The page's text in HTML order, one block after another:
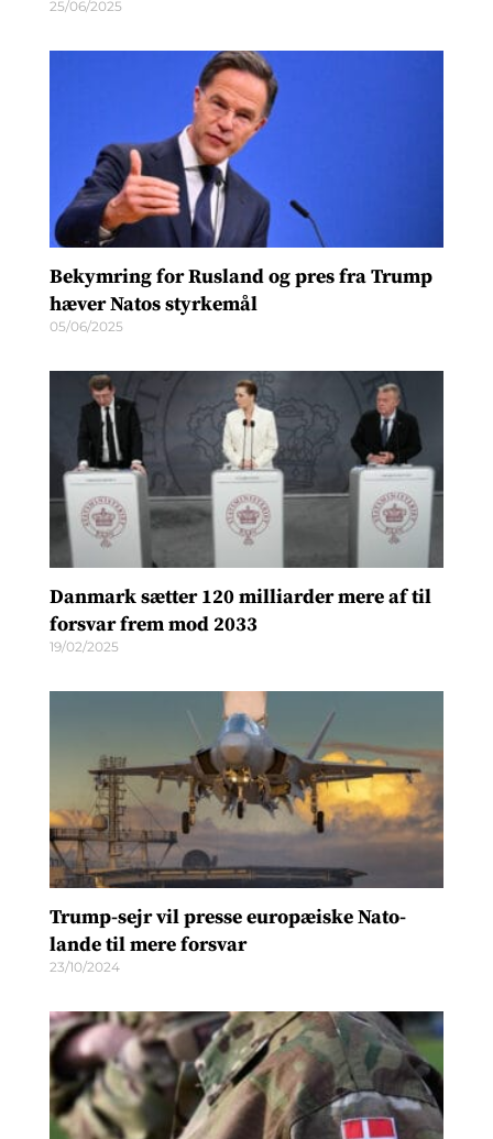
25/06/2025
Bekymring for Rusland og pres fra Trump
hæver Natos styrkemål
05/06/2025
Danmark sætter 120 milliarder mere af til
forsvar frem mod 2033
19/02/2025
Trump-sejr vil presse europæiske Nato-
lande til mere forsvar
23/10/2024